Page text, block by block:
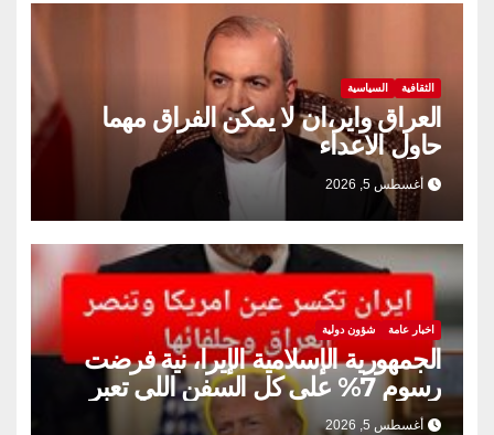
الثقافية السياسية
العراق واير،ان لا يمكن الفراق مهما
حاول الاعداء
أغسطس 5, 2026
اخبار عامة شؤون دولية
الجمهورية الإسلامية الإيرا، نية فرضت
رسوم 7% على كل السفن اللي تعبر
مضيق هرمز
أغسطس 5, 2026